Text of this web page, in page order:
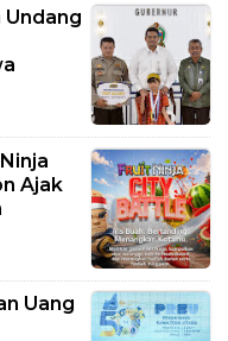
Ajak
Uang